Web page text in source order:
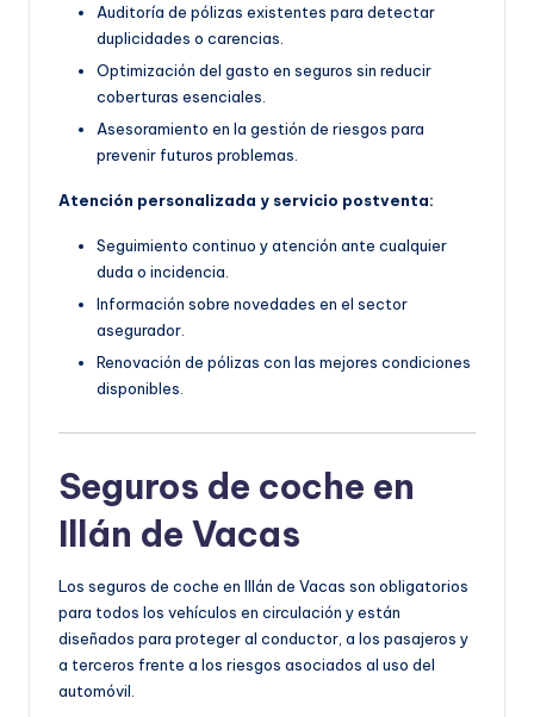
Auditoría de pólizas existentes para detectar
duplicidades o carencias.
Optimización del gasto en seguros sin reducir
coberturas esenciales.
Asesoramiento en la gestión de riesgos para
prevenir futuros problemas.
Atención personalizada y servicio postventa:
Seguimiento continuo y atención ante cualquier
duda o incidencia.
Información sobre novedades en el sector
asegurador.
Renovación de pólizas con las mejores condiciones
disponibles.
Seguros de coche en
Illán de Vacas
Los seguros de coche en Illán de Vacas son obligatorios
para todos los vehículos en circulación y están
diseñados para proteger al conductor, a los pasajeros y
a terceros frente a los riesgos asociados al uso del
automóvil.